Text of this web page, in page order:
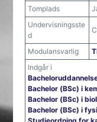
Tomplads
Undervisningsste
d
Modulansvarlig
Indgår i
Bachelor (BSc) i
Bachelor (BSc) i
Bachelor (BSc) i